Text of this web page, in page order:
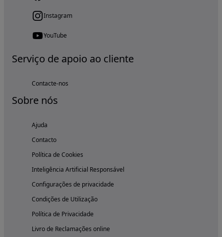
Instagram
YouTube
Serviço de apoio ao cliente
Contacte-nos
Sobre nós
Ajuda
Contacto
Política de Cookies
Inteligência Artificial Responsável
Configurações de privacidade
Condições de Utilização
Política de Privacidade
Livro de Reclamações online